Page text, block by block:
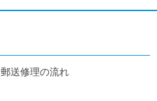
郵送修理の流れ